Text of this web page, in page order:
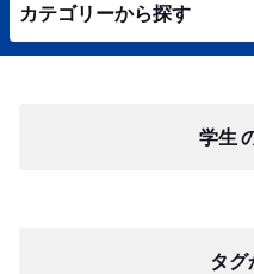
カテゴリーから探す
学生
タグ